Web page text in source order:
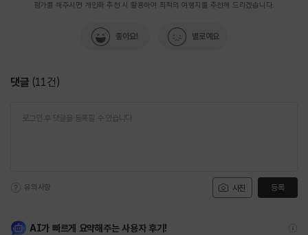
평가를 해주시면 개인화 추천 시 활용하여 최적의 여행지를 추천해 드리겠습니다.
좋아요! 별로예요
댓글 (11건)
사진
유의사항 등록
AI가 빠르게 요약해주는 사용자 후기!